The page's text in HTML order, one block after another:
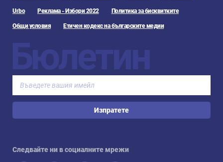
Urbo Реклама - Избори 2022 Политика за бисквитките
Общи условия Етичен кодекс на българските медии
Бюлетин
Изпратете
Следвайте ни в социалните мрежи